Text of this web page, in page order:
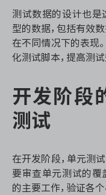
测试数据的设计也是
型的数据，包括有效
在不同情况下的表现
化测试脚本，提高测试
开发阶段
测试
在开发阶段，单元测
要审查单元测试的覆
的主要工作，验证各